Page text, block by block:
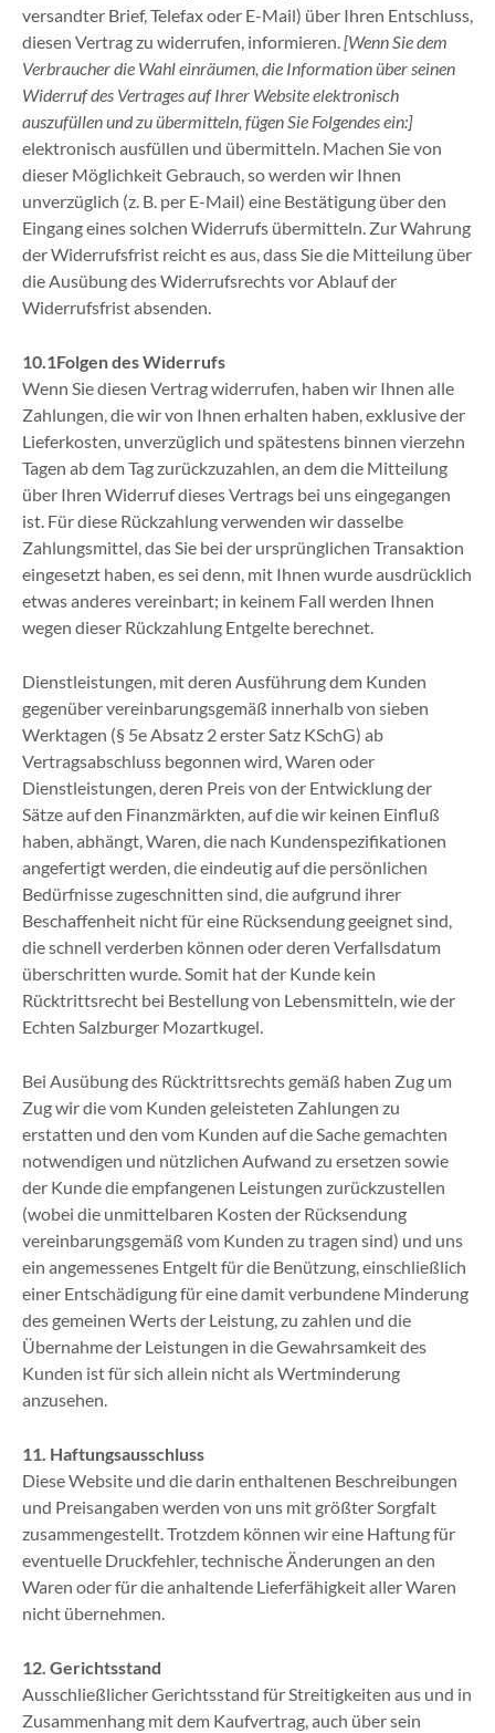
versandter Brief, Telefax oder E-Mail) über Ihren Entschluss,
diesen Vertrag zu widerrufen, informieren.[Wenn Sie dem
Verbraucher die Wahl einräumen, die Information über seinen
Widerruf des Vertrages auf Ihrer Website elektronisch
auszufüllen und zu übermitteln, fügen Sie Folgendes ein:]
elektronisch ausfüllen und übermitteln. Machen Sie von
dieser Möglichkeit Gebrauch, so werden wir Ihnen
unverzüglich (z. B. per E-Mail) eine Bestätigung über den
Eingang eines solchen Widerrufs übermitteln. Zur Wahrung
der Widerrufsfrist reicht es aus, dass Sie die Mitteilung über
die Ausübung des Widerrufsrechts vor Ablauf der
Widerrufsfrist absenden.
10.1Folgen des Widerrufs
Wenn Sie diesen Vertrag widerrufen, haben wir Ihnen alle
Zahlungen, die wir von Ihnen erhalten haben, exklusive der
Lieferkosten, unverzüglich und spätestens binnen vierzehn
Tagen ab dem Tag zurückzuzahlen, an dem die Mitteilung
über Ihren Widerruf dieses Vertrags bei uns eingegangen
ist. Für diese Rückzahlung verwenden wir dasselbe
Zahlungsmittel, das Sie bei der ursprünglichen Transaktion
eingesetzt haben, es sei denn, mit Ihnen wurde ausdrücklich
etwas anderes vereinbart; in keinem Fall werden Ihnen
wegen dieser Rückzahlung Entgelte berechnet.
Dienstleistungen, mit deren Ausführung dem Kunden
gegenüber vereinbarungsgemäß innerhalb von sieben
Werktagen (§ 5e Absatz 2 erster Satz KSchG) ab
Vertragsabschluss begonnen wird, Waren oder
Dienstleistungen, deren Preis von der Entwicklung der
Sätze auf den Finanzmärkten, auf die wir keinen Einfluß
haben, abhängt, Waren, die nach Kundenspezifikationen
angefertigt werden, die eindeutig auf die persönlichen
Bedürfnisse zugeschnitten sind, die aufgrund ihrer
Beschaffenheit nicht für eine Rücksendung geeignet sind,
die schnell verderben können oder deren Verfallsdatum
überschritten wurde. Somit hat der Kunde kein
Rücktrittsrecht bei Bestellung von Lebensmitteln, wie der
Echten Salzburger Mozartkugel.
Bei Ausübung des Rücktrittsrechts gemäß haben Zug um
Zug wir die vom Kunden geleisteten Zahlungen zu
erstatten und den vom Kunden auf die Sache gemachten
notwendigen und nützlichen Aufwand zu ersetzen sowie
der Kunde die empfangenen Leistungen zurückzustellen
(wobei die unmittelbaren Kosten der Rücksendung
vereinbarungsgemäß vom Kunden zu tragen sind) und uns
ein angemessenes Entgelt für die Benützung, einschließlich
einer Entschädigung für eine damit verbundene Minderung
des gemeinen Werts der Leistung, zu zahlen und die
Übernahme der Leistungen in die Gewahrsamkeit des
Kunden ist für sich allein nicht als Wertminderung
anzusehen.
11. Haftungsausschluss
Diese Website und die darin enthaltenen Beschreibungen
und Preisangaben werden von uns mit größter Sorgfalt
zusammengestellt. Trotzdem können wir eine Haftung für
eventuelle Druckfehler, technische Änderungen an den
Waren oder für die anhaltende Lieferfähigkeit aller Waren
nicht übernehmen.
12. Gerichtsstand
Ausschließlicher Gerichtsstand für Streitigkeiten aus und in
Zusammenhang mit dem Kaufvertrag, auch über sein